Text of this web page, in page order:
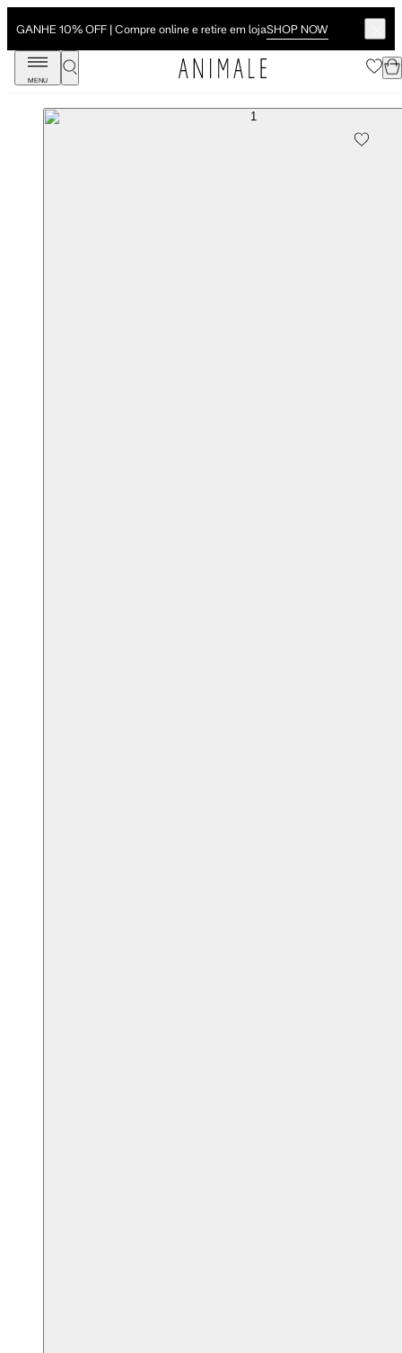
GANHE 10% OFF | Compre online e retire em lojaSHOP NOW
MENU